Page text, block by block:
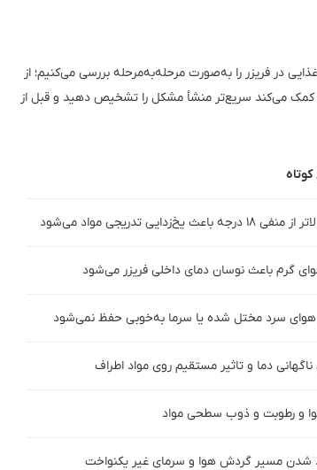
در فریزر را به‌صورت مرحله‌به‌مرحله بررسی می‌کنیم؛ از
کمک می‌کند سریع‌تر منشأ مشکل را تشخیص دهید و قبل از
باعث یخ‌زدایی تدریجی مواد می‌شود
گرم باعث نوسان دمای داخلی فریزر می‌شود
سرد مختل شده یا سرما به‌خوبی حفظ نمی‌شود
دما و تاثیر مستقیم روی مواد اطراف
و رطوبت و ذوب سطحی مواد
مسیر گردش هوا و سرمای غیر یکنواخت